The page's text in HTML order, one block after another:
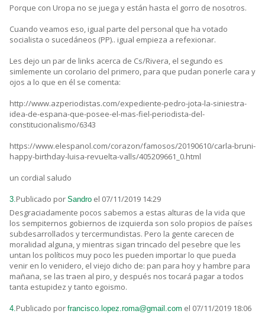
Porque con Uropa no se juega y están hasta el gorro de nosotros.
Cuando veamos eso, igual parte del personal que ha votado
socialista o sucedáneos (PP).. igual empieza a refexionar.
Les dejo un par de links acerca de Cs/Rivera, el segundo es
simlemente un corolario del primero, para que pudan ponerle cara y
ojos a lo que en él se comenta:
http://www.azperiodistas.com/expediente-pedro-jota-la-siniestra-
idea-de-espana-que-posee-el-mas-fiel-periodista-del-
constitucionalismo/6343
https://www.elespanol.com/corazon/famosos/20190610/carla-bruni-
happy-birthday-luisa-revuelta-valls/405209661_0.html
un cordial saludo
3. Publicado por Sandro el 07/11/2019 14:29
Desgraciadamente pocos sabemos a estas alturas de la vida que
los sempiternos gobiernos de izquierda son solo propios de países
subdesarrollados y tercermundistas. Pero la gente carecen de
moralidad alguna, y mientras sigan trincado del pesebre que les
untan los políticos muy poco les pueden importar lo que pueda
venir en lo venidero, el viejo dicho de: pan para hoy y hambre para
mañana, se las traen al piro, y después nos tocará pagar a todos
tanta estupidez y tanto egoismo.
4. Publicado por francisco.lopez.roma@gmail.com el 07/11/2019 18:06